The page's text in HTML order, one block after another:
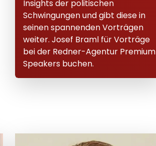
Insights der politischen
Schwingungen und gibt diese in
seinen spannenden Vorträgen
weiter. Josef Braml für Vorträge
bei der Redner-Agentur Premium
Speakers buchen.